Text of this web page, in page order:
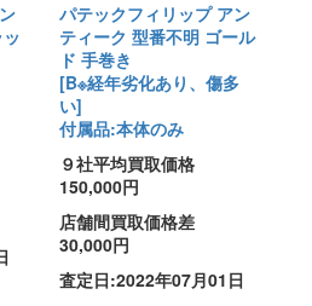
パテックフィリップ アン
ティーク 型番不明 ゴール
ド 手巻き
[B※経年劣化あり、傷多
い]
付属品:本体のみ
９社平均買取価格
150,000円
店舗間買取価格差
30,000円
査定日:2022年07月01日